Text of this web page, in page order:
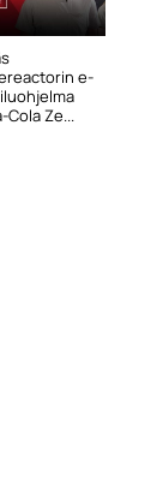
e-
Cola Ze...